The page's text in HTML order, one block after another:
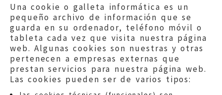
Una cookie o galleta informática es un
pequeño archivo de información que se
guarda en su ordenador, teléfono móvil o
tableta cada vez que visita nuestra página
web. Algunas cookies son nuestras y otras
pertenecen a empresas externas que
prestan servicios para nuestra página web.
Las cookies pueden ser de varios tipos: